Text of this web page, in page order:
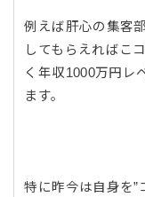
例えば肝心の集客
してもらえればこ
く年収1000万円レ
ます。
特に昨今は自身を”